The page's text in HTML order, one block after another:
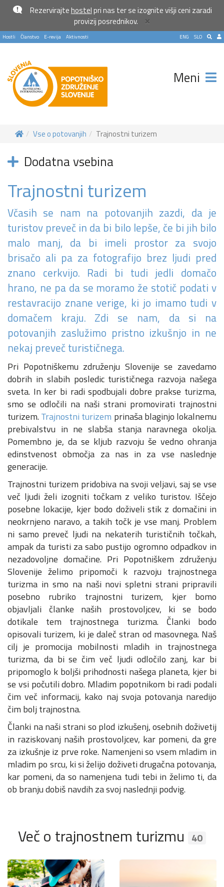
Rezervirajtehostelpri nas ter se izognite višji ceni zaradi
provizij posrednikov.
×
Hostli Članstvo E-revija Aktivnosti SLO
ENG
Meni
Vse o potovanjih Trajnostni turizem
Dodatna vsebina
Trajnostni turizem
Včasih se nam na potovanjih zazdi, da je
turistov preveč in da bi bilo lepše, če bi jih bilo
malo manj, da bi imeli prostor za svojo
brisačo ali pa za fotografijo brez ljudi pred
znano cerkvijo. Radi bi tudi jedli domačo
hrano, ne pa da se moramo že stotič podati v
restavracijo znane verige, ki jo imamo tudi v
domačem kraju. Zdi se nam, da si na
potovanjih zaslužimo pristno izkušnjo in ne
nekaj preveč turističnega.
Pri Popotniškemu združenju Slovenije se zavedamo
dobrih in slabih posledic turističnega razvoja našega
sveta. In ker bi radi spodbujali dobre prakse turizma,
smo se odločili na naši strani promovirati trajnostni
turizem.Trajnostni turizem prinaša blaginjo lokalnemu
prebivalstvu in ne slabša stanja naravnega okolja.
Pomembno je, da se kljub razvoju še vedno ohranja
edinstvenost območja za nas in za vse naslednje
generacije.
Trajnostni turizem pridobiva na svoji veljavi, saj se vse
več ljudi želi izogniti točkam z veliko turistov. Iščejo
posebne lokacije, kjer bodo doživeli stik z domačini in
neokrnjeno naravo, a takih točk je vse manj. Problem
ni samo preveč ljudi na nekaterih turističnih točkah,
ampak da turisti za sabo pustijo ogromno odpadkov in
nezadovoljne domačine. Pri Popotniškem združenju
Slovenije želimo pripomoči k razvoju trajnostnega
turizma in smo na naši novi spletni strani pripravili
posebno rubriko trajnostni turizem, kjer bomo
objavljali članke naših prostovoljcev, ki se bodo
dotikale tem trajnostnega turizma. Članki bodo
opisovali turizem, ki je daleč stran od masovnega. Naš
cilj je promocija mobilnosti mladih in trajnostnega
turizma, da bi se čim več ljudi odločilo zanj, kar bi
pripomoglo k boljši prihodnosti našega planeta, kjer bi
se vsi počutili dobro. Mladim popotnikom bi radi podali
čim več informacij, kako naj svoja potovanja naredijo
čim bolj trajnostna.
Članki na naši strani so plod izkušenj, osebnih doživetij
in raziskovanj naših prostovoljcev, kar pomeni, da gre
za izkušnje iz prve roke. Namenjeni so vsem mladim in
mladim po srcu, ki si želijo doživeti drugačna potovanja,
kar pomeni, da so namenjena tudi tebi in želimo ti, da
ob branju dobiš navdih za svoj naslednji podvig.
Več o trajnostnem turizmu 40
Pošlji VESELJE5 na 1919 in
doniraj 5 €
Pomagaj otrokom z manj priložnostmi do počitnic na morju.
Ne hvala